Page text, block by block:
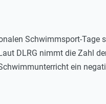
Schwimmsport-Tage
DLRG nimmt die Zahl
ein